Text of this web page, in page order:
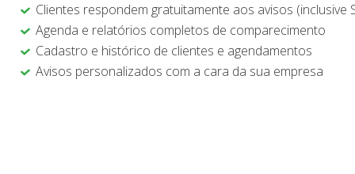
Clientes respondem gratuitamente aos avisos (inclusive
Agenda e relatórios completos de comparecimento
Cadastro e histórico de clientes e agendamentos
Avisos personalizados com a cara da sua empresa